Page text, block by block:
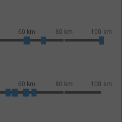
60 km 80 km 100 km
60 km 80 km 100 km